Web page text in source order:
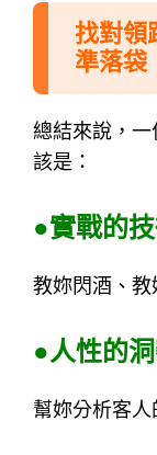
找對領
準落袋
總結來說，
該是：
●實戰的技
教妳閃酒、教
●人性的洞
幫妳分析客人